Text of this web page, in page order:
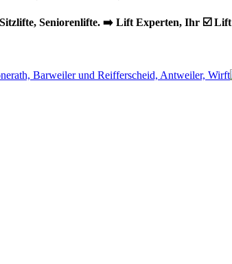
Seniorenlifte. ➡️ Lift Experten, Ihr ☑️